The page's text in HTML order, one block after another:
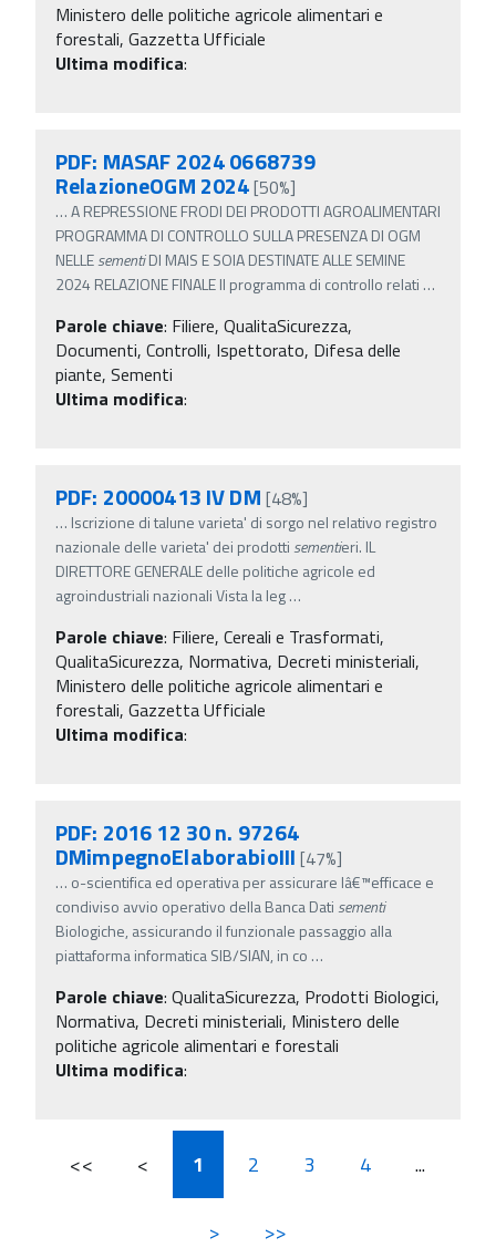
Ministero delle politiche agricole alimentari e
forestali, Gazzetta Ufficiale
Ultima modifica:
PDF: MASAF 2024 0668739
RelazioneOGM 2024[50%]
…A REPRESSIONE FRODI DEI PRODOTTI AGROALIMENTARI
PROGRAMMA DI CONTROLLO SULLA PRESENZA DI OGM
NELLEsementiDI MAIS E SOIA DESTINATE ALLE SEMINE
2024 RELAZIONE FINALE Il programma di controllo relati …
Parole chiave: Filiere, QualitaSicurezza,
Documenti, Controlli, Ispettorato, Difesa delle
piante, Sementi
Ultima modifica:
PDF: 20000413 IV DM [48%]
… Iscrizione di talune varieta' di sorgo nel relativo registro
nazionale delle varieta' dei prodotti sementieri. IL
DIRETTORE GENERALE delle politiche agricole ed
agroindustriali nazionali Vista la leg…
Parole chiave: Filiere, Cereali e Trasformati,
QualitaSicurezza, Normativa, Decreti ministeriali,
Ministero delle politiche agricole alimentari e
forestali, Gazzetta Ufficiale
Ultima modifica:
PDF: 2016 12 30 n. 97264
DMimpegnoElaborabioIII [47%]
… o-scientifica ed operativa per assicurare lâ€™efficace e
condiviso avvio operativo della Banca Dati sementi
Biologiche, assicurando il funzionale passaggio alla
piattaforma informatica SIB/SIAN, in co …
Parole chiave: QualitaSicurezza, Prodotti Biologici,
Normativa, Decreti ministeriali, Ministero delle
politiche agricole alimentari e forestali
Ultima modifica:
<< < 1 2 3 4 ...
> >>